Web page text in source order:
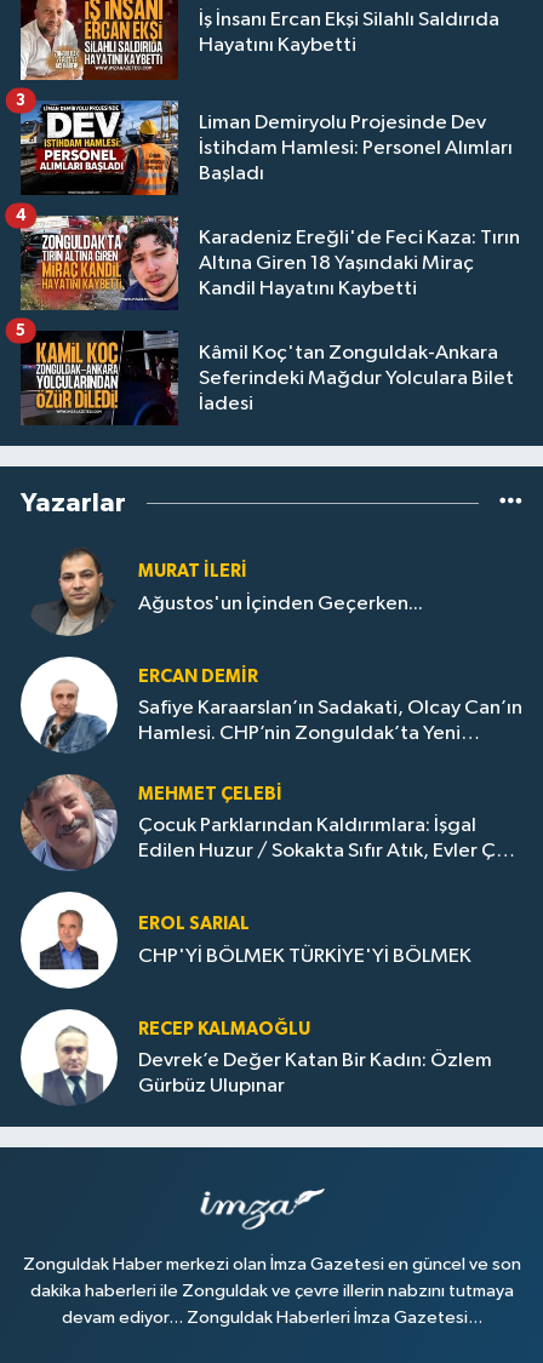
İş İnsanı Ercan Ekşi Silahlı Saldırıda
Hayatını Kaybetti
Liman Demiryolu Projesinde Dev
İstihdam Hamlesi: Personel Alımları
Başladı
3
Karadeniz Ereğli'de Feci Kaza: Tırın
Altına Giren 18 Yaşındaki Miraç
Kandil Hayatını Kaybetti
4
Kâmil Koç'tan Zonguldak-Ankara
Seferindeki Mağdur Yolculara Bilet
İadesi
5
Yazarlar
MURAT İLERI
Ağustos'un İçinden Geçerken...
ERCAN DEMIR
Safiye Karaarslan’ın Sadakati, Olcay Can’ın
Hamlesi. CHP’nin Zonguldak’ta Yeni
MEHMET ÇELEBI
Çocuk Parklarından Kaldırımlara: İşgal
Edilen Huzur / Sokakta Sıfır Atık, Evler Çöp
EROL SARIAL
CHP'Yİ BÖLMEK TÜRKİYE'Yİ BÖLMEK
RECEP KALMAOĞLU
Devrek’e Değer Katan Bir Kadın: Özlem
Gürbüz Ulupınar
Zonguldak Haber merkezi olan İmza Gazetesi en güncel ve son
dakika haberleri ile Zonguldak ve çevre illerin nabzını tutmaya
devam ediyor... Zonguldak Haberleri İmza Gazetesi...